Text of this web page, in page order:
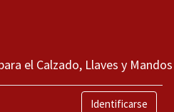
el Calzado, Llaves y Mandos
Identificarse